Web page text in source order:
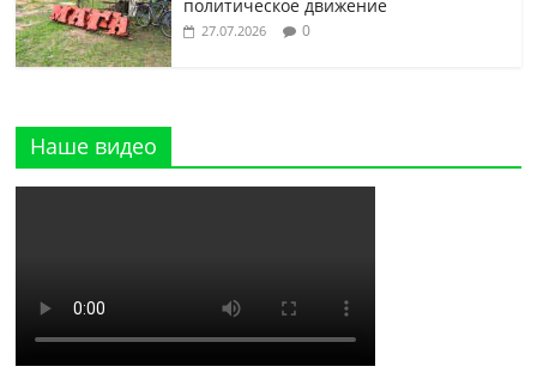
политическое движение
27.07.2026 0
Наше видео